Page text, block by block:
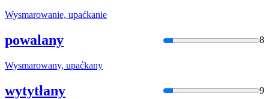
Wysmarowanie, upaćkanie
powalany 8
Wysmarowany, upaćkany
wytytłany 9